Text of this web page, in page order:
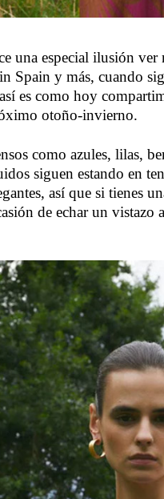
una especial ilusión
Spain y más, cuando
es como hoy
otoño-invierno.
como azules, lilas,
siguen estando en
así que si tienes
de echar un vistazo